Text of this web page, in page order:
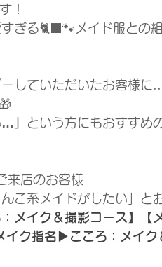
！
ぎる🐈‍⬛🐾メイド服との
していただいたお客様に...
」
という方にもおすすめ
来店のお客様
こ系メイドがしたい」と
メイク＆撮影コース】【
ク指名▶︎こころ：メイク